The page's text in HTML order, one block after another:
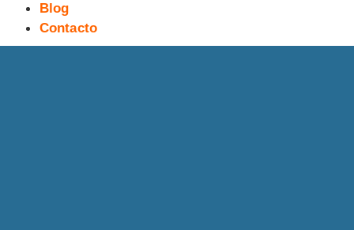
Blog
Contacto